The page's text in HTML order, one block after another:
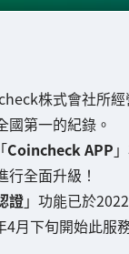
株式會社所
國第一的紀錄。
Coincheck APP
行全面升級！
證」功能已於
月下旬開始此服